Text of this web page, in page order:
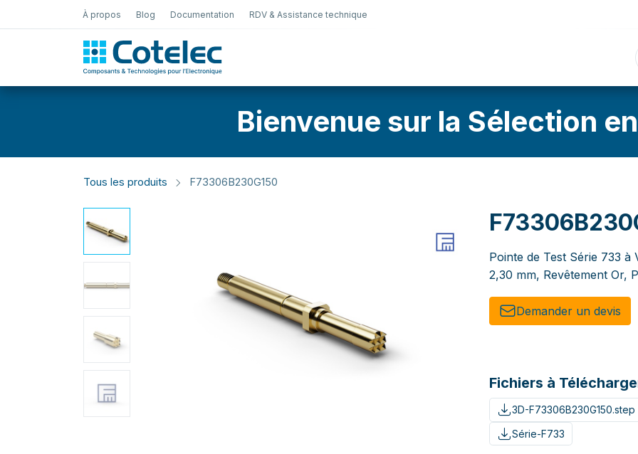
À propos Blog Documentation RDV & Assistance technique
Sélection en
Bienvenue sur la Sélection
Tous les produits F73306B230G150
Pointe de Test Série 733 à
2,30 mm, Revêtement Or,
Demander un de​​vis​​
Fichiers à
3D-F73306B230G150.step
Série-F733